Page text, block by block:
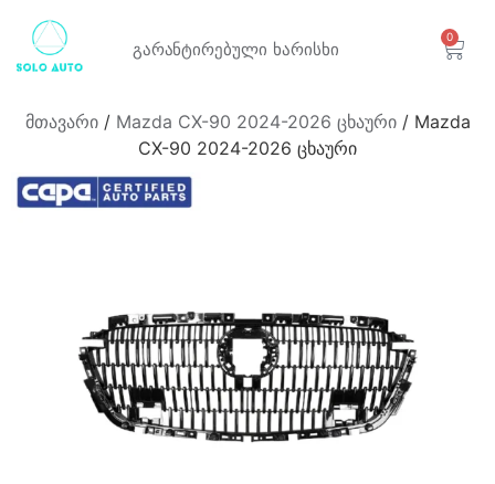
გარანტირებული ხარისხი
0
მთავარი/ Mazda CX-90 2024-2026 ცხაური/ Mazda
CX-90 2024-2026 ცხაური